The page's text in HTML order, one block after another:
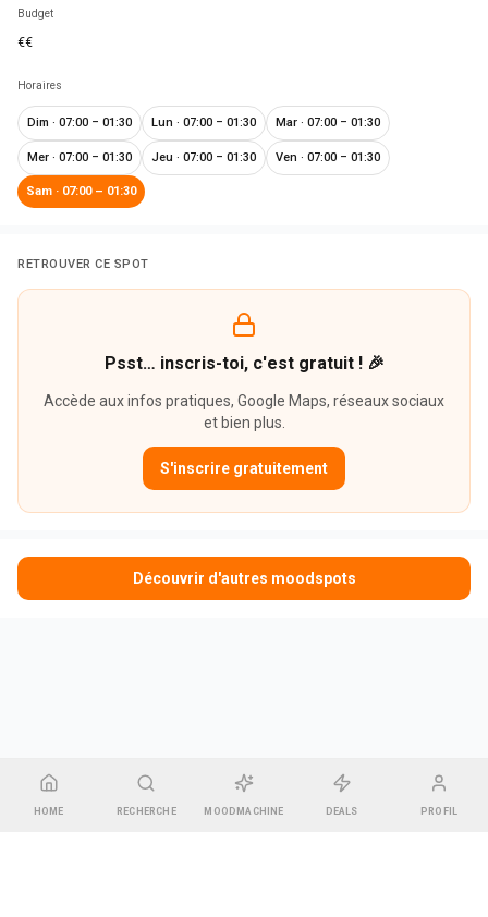
HOME RECHERCHE MOODMACHINE DEALS PROFIL
Budget
€€
Horaires
Dim · 07:00 – 01:30 Lun · 07:00 – 01:30 Mar · 07:00 – 01:30
Mer · 07:00 – 01:30 Jeu · 07:00 – 01:30 Ven · 07:00 – 01:30
Sam · 07:00 – 01:30
RETROUVER CE SPOT
Psst… inscris-toi, c'est gratuit ! 🎉
Accède aux infos pratiques, Google Maps, réseaux sociaux
et bien plus.
S'inscrire gratuitement
Découvrir d'autres moodspots